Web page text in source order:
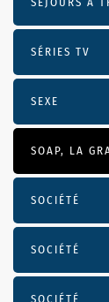
SÉRIES TV
SEXE
SOAP, LA
SOCIÉTÉ
SOCIÉTÉ
SOCIÉTÉ